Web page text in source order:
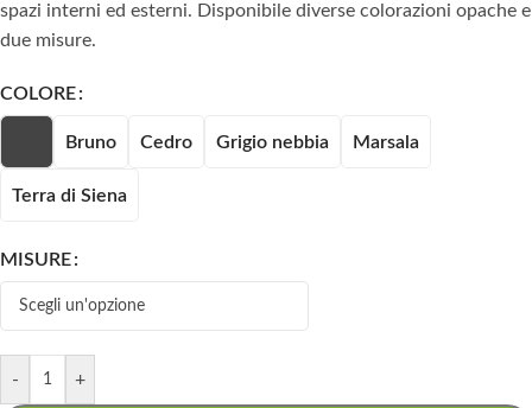
spazi interni ed esterni. Disponibile diverse colorazioni opache e
due misure.
COLORE
Bruno Cedro Grigio nebbia Marsala
Terra di Siena
MISURE
- +